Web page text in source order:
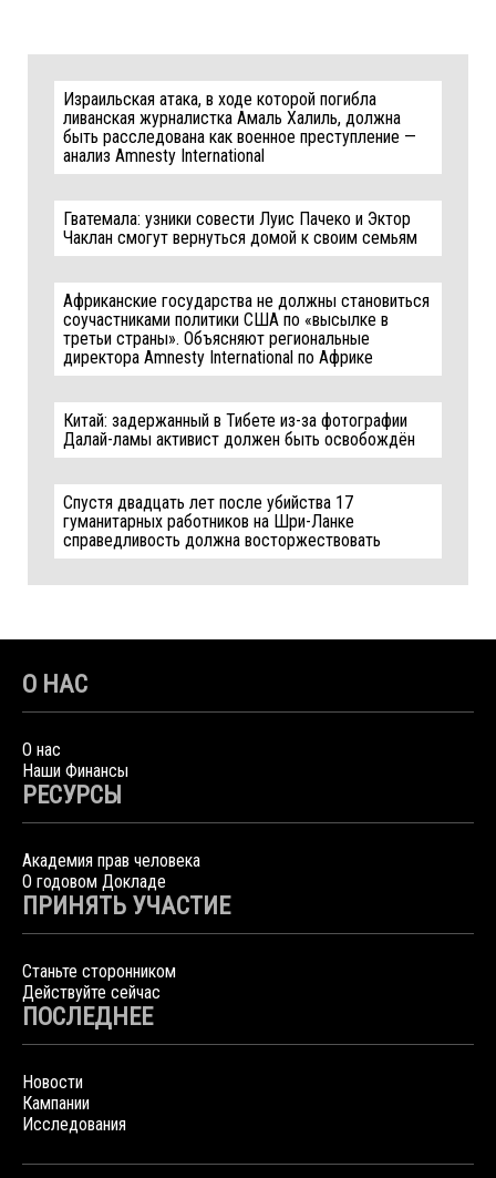
Израильская атака, в ходе которой погибла
ливанская журналистка Амаль Халиль, должна
быть расследована как военное преступление —
анализ Amnesty International
Гватемала: узники совести Луис Пачеко и Эктор
Чаклан смогут вернуться домой к своим семьям
Африканские государства не должны становиться
соучастниками политики США по «высылке в
третьи страны». Объясняют региональные
директора Amnesty International по Африке
Китай: задержанный в Тибете из-за фотографии
Далай-ламы активист должен быть освобождён
Спустя двадцать лет после убийства 17
гуманитарных работников на Шри-Ланке
справедливость должна восторжествовать
О НАС
О нас
Наши Финансы
РЕСУРСЫ
Академия прав человека
О годовом Докладе
ПРИНЯТЬ УЧАСТИЕ
Станьте сторонником
Действуйте сейчас
ПОСЛЕДНЕЕ
Новости
Кампании
Исследования